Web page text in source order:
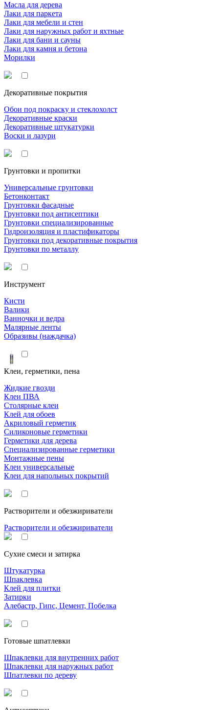
Масла для дерева
Лаки для паркета
Лаки для мебели и стен
Лаки для наружных работ и яхтные
Лаки для бани и сауны
Лаки для камня и бетона
Морилки
Декоративные покрытия
Обои под покраску и стеклохолст
Декоративные краски
Декоративные штукатурки
Воски и лазури
Грунтовки и пропитки
Универсальные грунтовки
Бетонконтакт
Грунтовки фасадные
Грунтовки под антисептики
Грунтовки специализированные
Гидроизоляция и пластификаторы
Грунтовки под декоративные покрытия
Грунтовки по металлу
Инструмент
Кисти
Валики
Ванночки и ведра
Малярные ленты
Образивы (наждачка)
Клеи, герметики, пена
Жидкие гвозди
Клеи ПВА
Столярные клеи
Клей для обоев
Акриловый герметик
Силиконовые герметики
Герметики для дерева
Специализированные герметики
Монтажные пены
Клеи универсальные
Клеи для напольных покрытий
Растворители и обезжириватели
Растворители и обезжириватели
Сухие смеси и затирка
Штукатурка
Шпаклевка
Клей для плитки
Затирки
Алебастр, Гипс, Цемент, Побелка
Готовые шпатлевки
Шпаклевки для внутренних работ
Шпаклевки для наружных работ
Шпатлевки по дереву